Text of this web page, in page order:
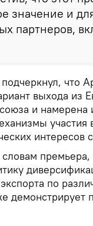
значение и
партнеров,
что
выхода из
и намерена
участия
интересов
премьера,
по
демонстрирует